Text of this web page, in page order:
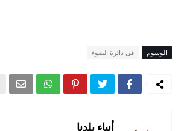
الوسوم فى دائرة الضوء
أنباء بلدنا